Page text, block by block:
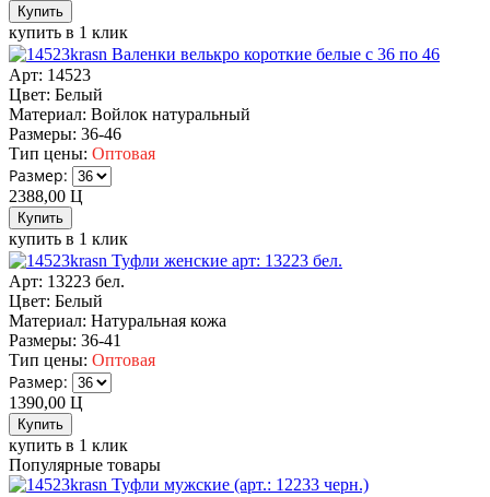
купить в 1 клик
Валенки велькро короткие белые с 36 по 46
Арт: 14523
Цвет: Белый
Материал: Войлок натуральный
Размеры: 36-46
Тип цены: Оптовая
Размер:
2388,00 Ц
купить в 1 клик
Туфли женские арт: 13223 бел.
Арт: 13223 бел.
Цвет: Белый
Материал: Натуральная кожа
Размеры: 36-41
Тип цены: Оптовая
Размер:
1390,00 Ц
купить в 1 клик
Популярные товары
Туфли мужские (арт.: 12233 черн.)